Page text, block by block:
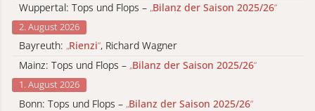
Wuppertal: Tops und Flops – „Bilanz der Saison 2025/26“
2. August 2026
Bayreuth: „Rienzi“, Richard Wagner
Mainz: Tops und Flops – „Bilanz der Saison 2025/26“
1. August 2026
Bonn: Tops und Flops – „Bilanz der Saison 2025/26“